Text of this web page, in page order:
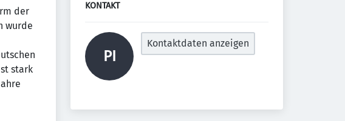
der
wurde
stark
KONTAKT
PI
Kontaktdaten anzeigen